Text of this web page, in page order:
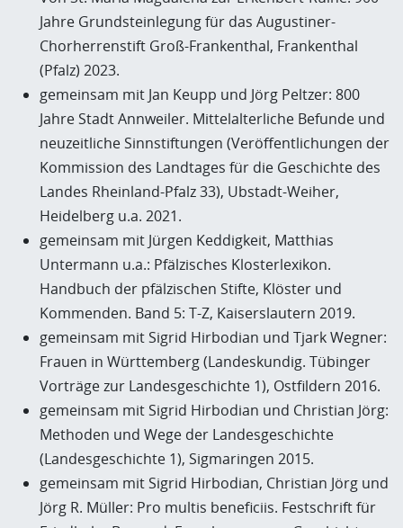
Jahre Grundsteinlegung für das Augustiner-
Chorherrenstift Groß-Frankenthal, Frankenthal
(Pfalz) 2023.
gemeinsam mit Jan Keupp und Jörg Peltzer: 800
Jahre Stadt Annweiler. Mittelalterliche Befunde und
neuzeitliche Sinnstiftungen (Veröffentlichungen der
Kommission des Landtages für die Geschichte des
Landes Rheinland-Pfalz 33), Ubstadt-Weiher,
Heidelberg u.a. 2021.
gemeinsam mit Jürgen Keddigkeit, Matthias
Untermann u.a.: Pfälzisches Klosterlexikon.
Handbuch der pfälzischen Stifte, Klöster und
Kommenden. Band 5: T-Z, Kaiserslautern 2019.
gemeinsam mit Sigrid Hirbodian und Tjark Wegner:
Frauen in Württemberg (Landeskundig. Tübinger
Vorträge zur Landesgeschichte 1), Ostfildern 2016.
gemeinsam mit Sigrid Hirbodian und Christian Jörg:
Methoden und Wege der Landesgeschichte
(Landesgeschichte 1), Sigmaringen 2015.
gemeinsam mit Sigrid Hirbodian, Christian Jörg und
Jörg R. Müller: Pro multis beneficiis. Festschrift für